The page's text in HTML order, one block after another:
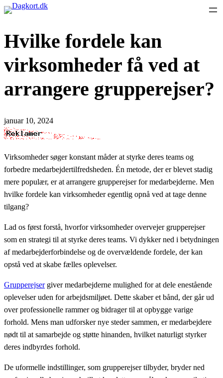
Spring
indhold
Hvilke fordele kan
virksomheder få ved at
arrangere grupperejser?
januar 10, 2024
Virksomheder søger konstant måder at styrke deres teams og
forbedre medarbejdertilfredsheden. Én metode, der er blevet stadig
mere populær, er at arrangere grupperejser for medarbejderne. Men
hvilke fordele kan virksomheder egentlig opnå ved at tage denne
tilgang?
Lad os først forstå, hvorfor virksomheder overvejer grupperejser
som en strategi til at styrke deres teams. Vi dykker ned i betydningen
af medarbejderforbindelse og de overvældende fordele, der kan
opstå ved at skabe fælles oplevelser.
Grupperejsergiver medarbejderne mulighed for at dele enestående
oplevelser uden for arbejdsmiljøet. Dette skaber et bånd, der går ud
over professionelle rammer og bidrager til at opbygge varige
forhold. Mens man udforsker nye steder sammen, er medarbejdere
nødt til at samarbejde og støtte hinanden, hvilket naturligt styrker
deres indbyrdes forhold.
De uformelle indstillinger, som grupperejser tilbyder, bryder ned